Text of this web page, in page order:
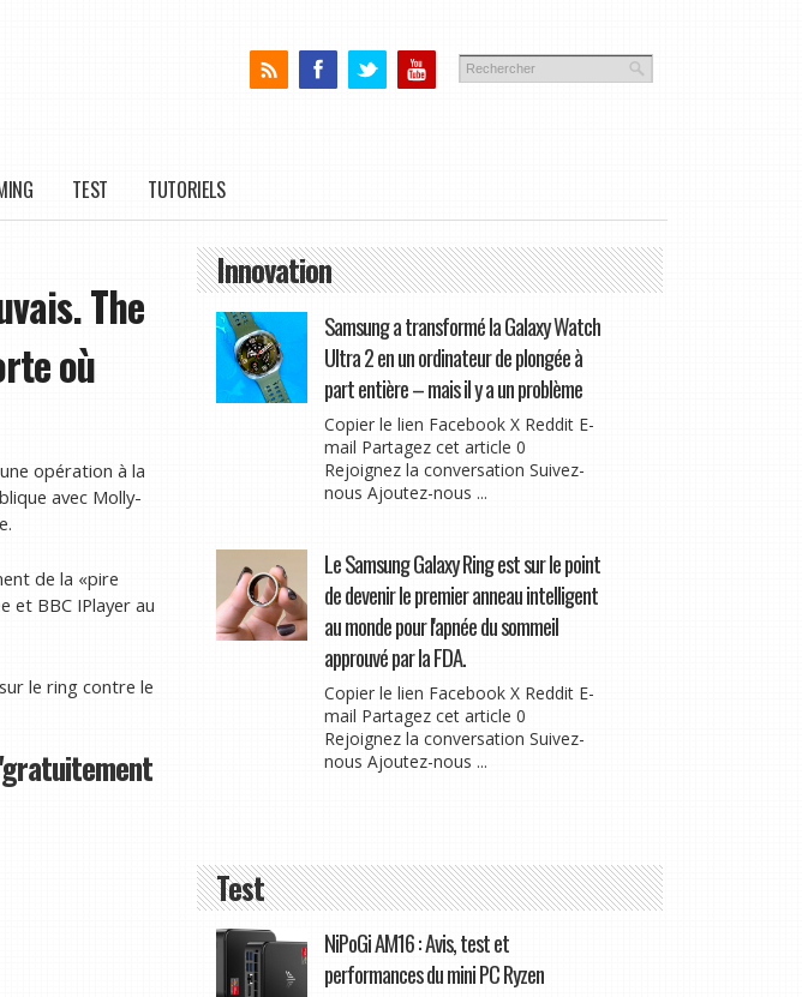
TEST TUTORIELS
The
où
opération à la
avec Molly-
de la «pire
et BBC IPlayer au
le ring contre le
Innovation
Samsung a transformé la Galaxy Watch
Ultra 2 en un ordinateur de plongée à
part entière – mais il y a un problème
Copier le lien Facebook X Reddit E-
mail Partagez cet article 0
Rejoignez la conversation Suivez-
nous Ajoutez-nous ...
Le Samsung Galaxy Ring est sur le point
de devenir le premier anneau intelligent
au monde pour l'apnée du sommeil
approuvé par la FDA.
Copier le lien Facebook X Reddit E-
mail Partagez cet article 0
Rejoignez la conversation Suivez-
nous Ajoutez-nous ...
Test
NiPoGi AM16 : Avis, test et
performances du mini PC Ryzen